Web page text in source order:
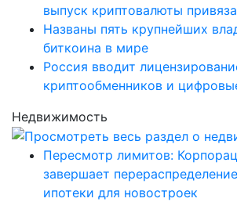
выпуск криптовалюты
Названы пять крупнейших
биткоина в мире
Россия вводит
криптообменников и
Недвижимость
Пересмотр лимитов:
завершает
ипотеки для новостроек